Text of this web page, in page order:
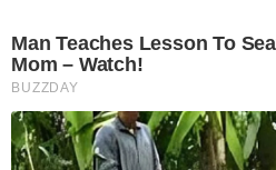
Man Teaches Lesson To
Mom – Watch!
BUZZDAY